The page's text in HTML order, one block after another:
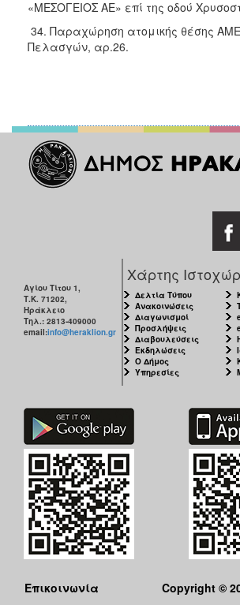
«ΜΕΣΟΓΕΙΟΣ ΑΕ» επί της οδού
34. Παραχώρηση ατομικής θέσης
Πελασγών, αρ.26.
Αγίου Τίτου 1,
Τ.Κ. 71202,
Ηράκλειο
Τηλ.: 2813-409000
email:info@heraklion.gr
Χάρτης
Δελτία Τύπου
Ανακοινώσεις
Διαγωνισμοί
Προσλήψεις
Διαβουλεύσεις
Εκδηλώσεις
Ο Δήμος
Υπηρεσίες
Επικοινωνία Copyright ©